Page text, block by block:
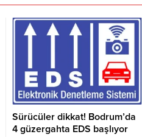
Sürücüler dikkat! Bodrum’da
4 güzergahta EDS başlıyor